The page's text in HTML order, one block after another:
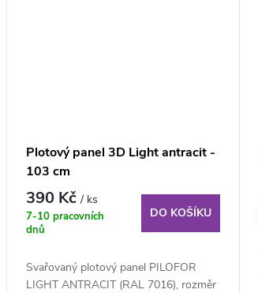
Plotový panel 3D Light antracit -
103 cm
390 Kč/ ks
7-10 pracovních
dnů
DO KOŠÍKU
Svařovaný plotový panel PILOFOR
LIGHT ANTRACIT (RAL 7016), rozměr